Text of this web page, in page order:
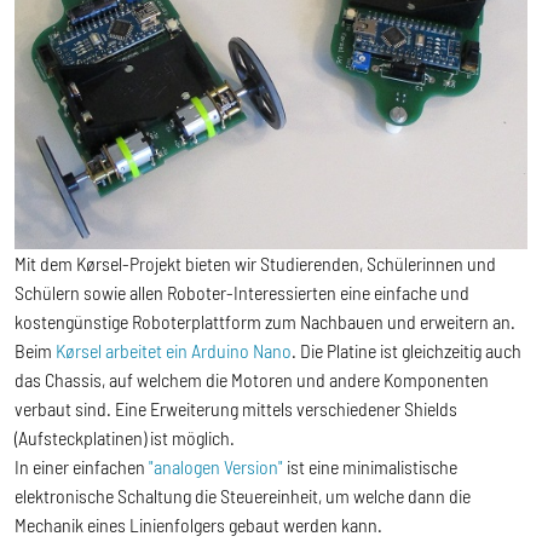
Mit dem Kørsel-Projekt bieten wir Studierenden, Schülerinnen und
Schülern sowie allen Roboter-Interessierten eine einfache und
kostengünstige Roboterplattform zum Nachbauen und erweitern an.
Beim Kørsel arbeitet ein Arduino Nano. Die Platine ist gleichzeitig auch
das Chassis, auf welchem die Motoren und andere Komponenten
verbaut sind. Eine Erweiterung mittels verschiedener Shields
(Aufsteckplatinen) ist möglich.
In einer einfachen "analogen Version" ist eine minimalistische
elektronische Schaltung die Steuereinheit, um welche dann die
Mechanik eines Linienfolgers gebaut werden kann.